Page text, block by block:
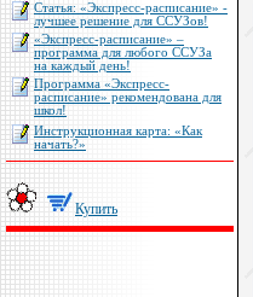
Статья: «Экспресс-расписание» -
лучшее решение для ССУЗов!
«Экспресс-расписание» –
программа для любого ССУЗа
на каждый день!
Программа «Экспресс-
расписание» рекомендована для
школ!
Инструкционная карта: «Как
начать?»
Купить